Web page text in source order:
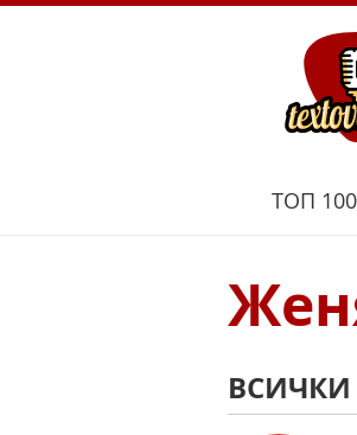
ТОП 100
ВСИЧКИ